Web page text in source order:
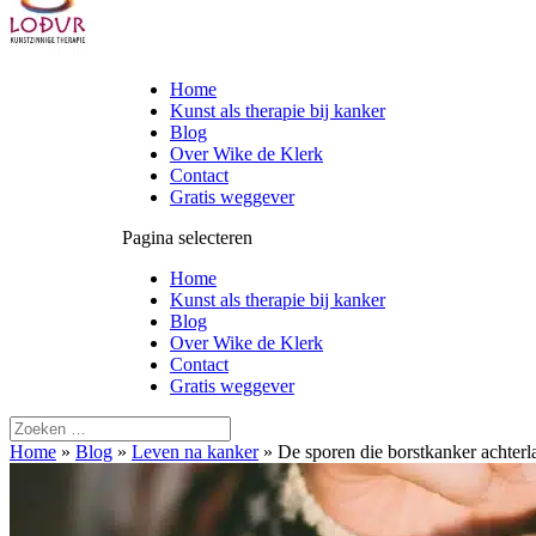
Home
Kunst als therapie bij kanker
Blog
Over Wike de Klerk
Contact
Gratis weggever
Pagina selecteren
Home
Kunst als therapie bij kanker
Blog
Over Wike de Klerk
Contact
Gratis weggever
Home » Blog » Leven na kanker» De sporen die borstkanker